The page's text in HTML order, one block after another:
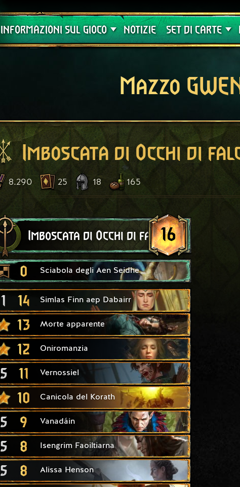
INFORMAZIONI SUL GIOCO
Assistenza
NOTIZIE SET DI CARTE
Crimson Curse
Mazzo
Imboscata di Occhi di
8.290 25 18 165
Imboscata di Occhi di falco16
0 Sciabola degli Aen Seidhe
1 14 Simlas Finn aep Dabairr
13 Morte apparente
12 Oniromanzia
5 11 Vernossiel
10 Canicola del Korath
5 9 Vanadáin
5 8 Isengrim Faoiltiarna
5 8 Alissa Henson